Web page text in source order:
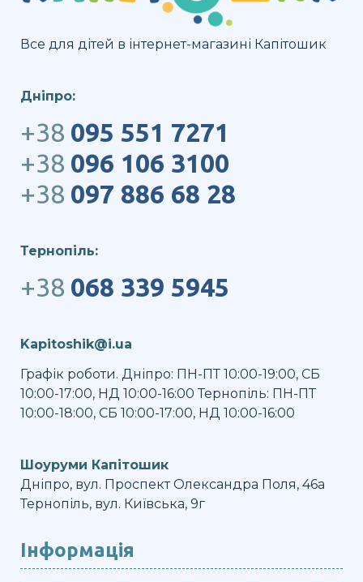
Все для дітей в інтернет-магазині Капітошик
Дніпро:
+38 095 551 7271
+38 096 106 3100
+38 097 886 68 28
Тернопіль:
+38 068 339 5945
Kapitoshik@i.ua
Графік роботи. Дніпро: ПН-ПТ 10:00-19:00, СБ
10:00-17:00, НД 10:00-16:00 Тернопіль: ПН-ПТ
10:00-18:00, СБ 10:00-17:00, НД 10:00-16:00
Шоуруми Капітошик
Дніпро, вул. Проспект Олександра Поля, 46а
Тернопіль, вул. Київська, 9г
Інформація